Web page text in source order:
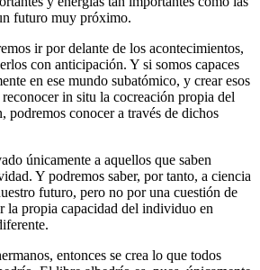
futuro muy próximo.
ir por delante de los acontecimientos,
con anticipación. Y si somos capaces
en ese mundo subatómico, y crear esos
reconocer in situ la cocreación propia del
podremos conocer a través de dichos
únicamente a aquellos que saben
Y podremos saber, por tanto, a ciencia
futuro, pero no por una cuestión de
la propia capacidad del individuo en
entonces se crea lo que todos